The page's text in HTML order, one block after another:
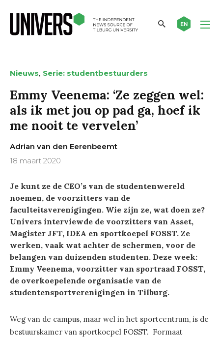
EN
Nieuws, Serie: studentbestuurders
Emmy Veenema: ‘Ze zeggen wel:
als ik met jou op pad ga, hoef ik
me nooit te vervelen’
Adrian van den Eerenbeemt
18 maart 2020
Je kunt ze de CEO’s van de studentenwereld
noemen, de voorzitters van de
faculteitsverenigingen. Wie zijn ze, wat doen ze?
Univers interviewde de voorzitters van Asset,
Magister JFT, IDEA en sportkoepel FOSST. Ze
werken, vaak wat achter de schermen, voor de
belangen van duizenden studenten. Deze week:
Emmy Veenema, voorzitter van sportraad FOSST,
de overkoepelende organisatie van de
studentensportverenigingen in Tilburg.
Weg van de campus, maar wel in het sportcentrum, is de
bestuurskamer van sportkoepel FOSST. Formaat